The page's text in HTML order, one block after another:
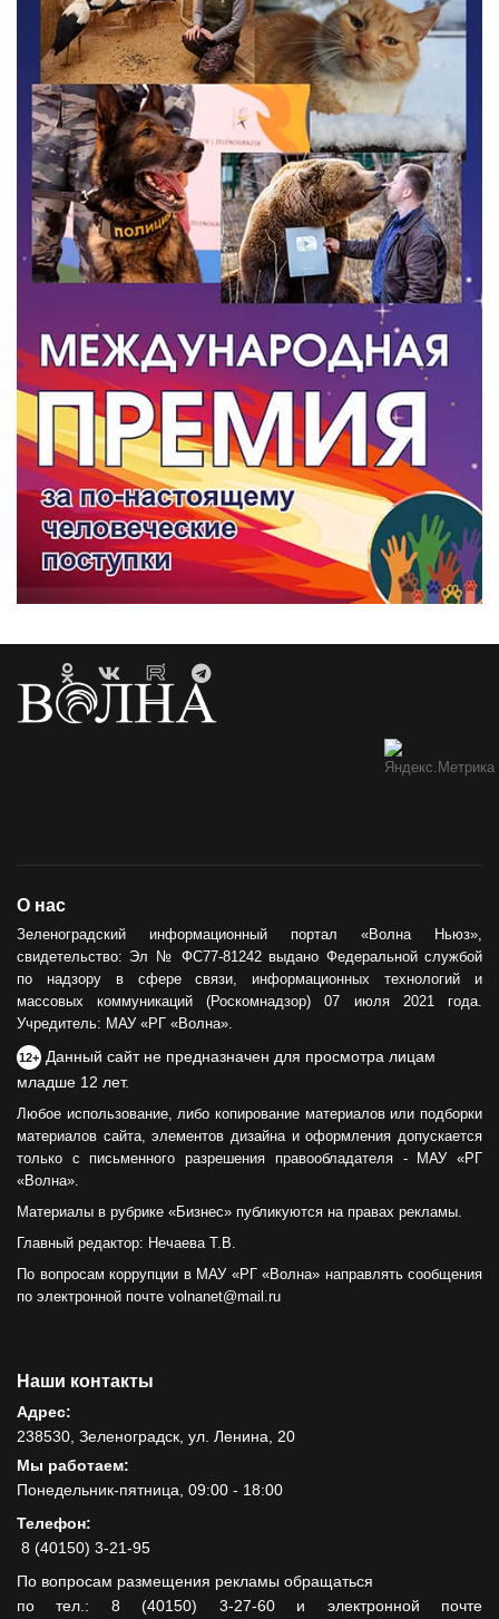
О нас
Зеленоградский информационный портал «Волна Ньюз»,
свидетельство: Эл № ФС77-81242 выдано Федеральной службой
по надзору в сфере связи, информационных технологий и
массовых коммуникаций (Роскомнадзор) 07 июля 2021 года.
Учредитель: МАУ «РГ «Волна».
12+ Данный сайт не предназначен для просмотра лицам
младше 12 лет.
Любое использование, либо копирование материалов или подборки
материалов сайта, элементов дизайна и оформления допускается
только с письменного разрешения правообладателя - МАУ «РГ
«Волна».
Материалы в рубрике «Бизнес» публикуются на правах рекламы.
Главный редактор: Нечаева Т.В.
По вопросам коррупции в МАУ «РГ «Волна» направлять сообщения
по электронной почте volnanet@mail.ru
Наши контакты
Адрес:
238530, Зеленоградск, ул. Ленина, 20
Мы работаем:
Понедельник-пятница, 09:00 - 18:00
Телефон:
8 (40150) 3-21-95
По вопросам размещения рекламы обращаться
по тел.: 8 (40150) 3-27-60 и электронной почте